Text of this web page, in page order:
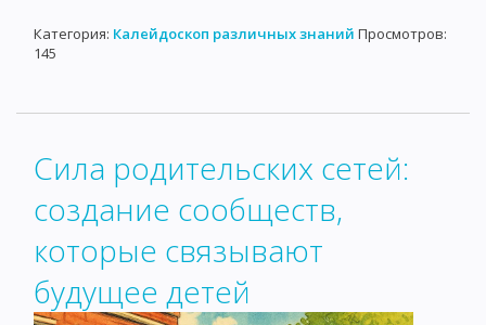
Категория: Калейдоскоп различных знаний Просмотров:
145
Сила родительских сетей:
создание сообществ,
которые связывают
будущее детей